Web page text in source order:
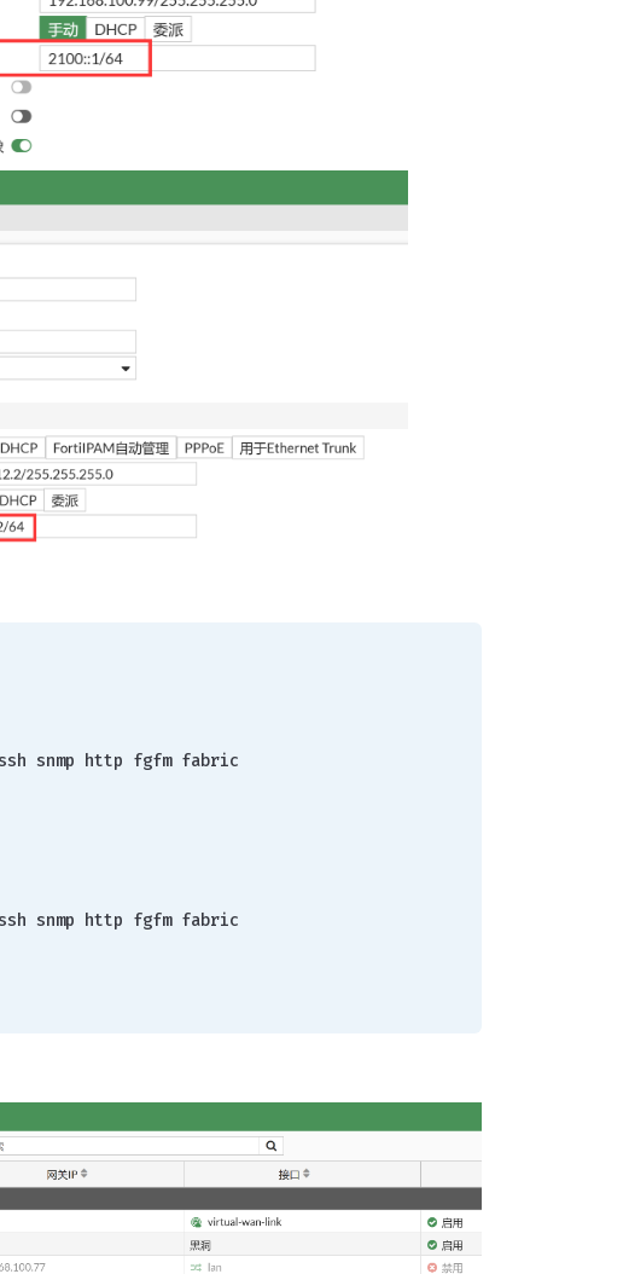
ssh snmp http fgfm fabric
ssh snmp http fgfm fabric